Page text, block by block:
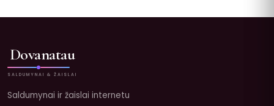
Dovanatau
SALDUMYNAI & ŽAISLAI
Saldumynai ir žaislai internetu